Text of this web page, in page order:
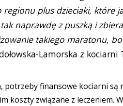
regionu plus dzieciaki, które
naprawdę z puszką i
takiego maratonu,
Lamorska z kociarni
potrzeby finansowe kociarni
koszty związane z leczeniem.